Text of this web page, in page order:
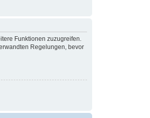
Funktionen zuzugreifen.
Regelungen, bevor